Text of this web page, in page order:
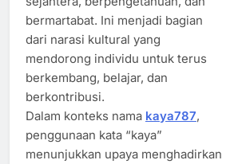
bermartabat. Ini menjadi bagian
dari narasi kultural yang
mendorong individu untuk terus
berkembang, belajar, dan
berkontribusi.
Dalam konteks nama kaya787,
penggunaan kata “kaya”
menunjukkan upaya menghadirkan